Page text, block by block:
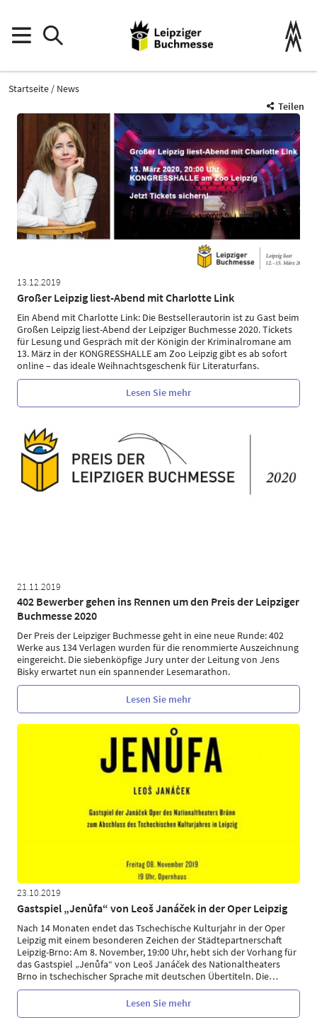
Startseite
News
Teilen
13.12.2019
Großer Leipzig liest-Abend mit Charlotte Link
Ein Abend mit Charlotte Link: Die Bestsellerautorin ist zu Gast beim
Großen Leipzig liest-Abend der Leipziger Buchmesse 2020. Tickets
für Lesung und Gespräch mit der Königin der Kriminalromane am
13. März in der KONGRESSHALLE am Zoo Leipzig gibt es ab sofort
online – das ideale Weihnachtsgeschenk für Literaturfans.
Lesen Sie mehr
21.11.2019
402 Bewerber gehen ins Rennen um den Preis der Leipziger
Buchmesse 2020
Der Preis der Leipziger Buchmesse geht in eine neue Runde: 402
Werke aus 134 Verlagen wurden für die renommierte Auszeichnung
eingereicht. Die siebenköpfige Jury unter der Leitung von Jens
Bisky erwartet nun ein spannender Lesemarathon.
Lesen Sie mehr
23.10.2019
Gastspiel „Jenůfa“ von Leoš Janáček in der Oper Leipzig
Nach 14 Monaten endet das Tschechische Kulturjahr in der Oper
Leipzig mit einem besonderen Zeichen der Städtepartnerschaft
Leipzig-Brno: Am 8. November, 19:00 Uhr, hebt sich der Vorhang für
das Gastspiel „Jenůfa“ von Leoš Janáček des Nationaltheaters
Brno in tschechischer Sprache mit deutschen Übertiteln. Die…
Lesen Sie mehr